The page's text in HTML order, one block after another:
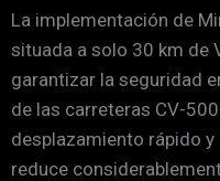
La implementación de
situada a solo 30 km de
garantizar la seguridad
de las carreteras CV-
desplazamiento rápido
reduce